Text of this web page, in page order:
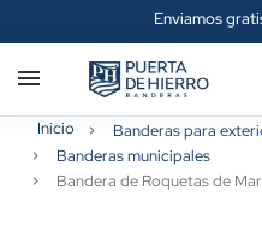
Enviamos
Inicio Banderas para
Banderas municipales
Bandera de Roquetas de